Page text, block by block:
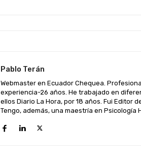
Pablo Terán
Webmaster en Ecuador Chequea.
experiencia-26 años. He trabajado en
ellos Diario La Hora, por 18 años. Fui Editor
Tengo, además, una maestría en Psicología